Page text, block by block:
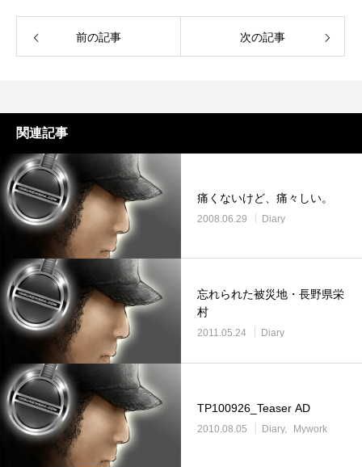
前の記事 次の記事
関連記事
痛くないけど、痛々しい。
2008.06.29 Diary
忘れられた被災地・長野県栄
村
2011.05.24 Diary
TP100926_Teaser AD
2010.08.05 Diary Mywork